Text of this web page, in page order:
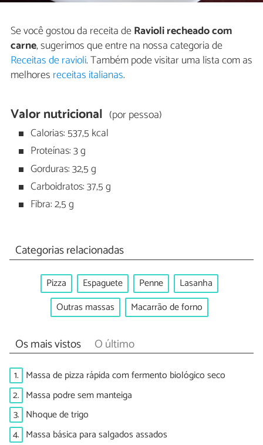
Se você gostou da receita deRavioli recheado com
carne, sugerimos que entre na nossa categoria de
Receitas de ravioli. Também pode visitar uma lista com as
melhores receitas italianas.
Valor nutricional (por pessoa)
Calorias: 537,5 kcal
Proteínas: 3 g
Gorduras: 32,5 g
Carboidratos: 37,5 g
Fibra: 2,5 g
Categorias relacionadas
Pizza Espaguete Penne
Lasanha
Outras massas
Macarrão de forno
Os mais vistos O último
1. Massa de pizza rápida com fermento biológico seco
2. Massa podre sem manteiga
3. Nhoque de trigo
4. Massa básica para salgados assados